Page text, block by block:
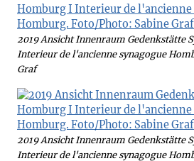
2019 Ansicht Innenraum Gedenkstätte
Interieur de l'ancienne synagogue
Graf
2019 Ansicht Innenraum Gedenkstätte
Interieur de l'ancienne synagogue